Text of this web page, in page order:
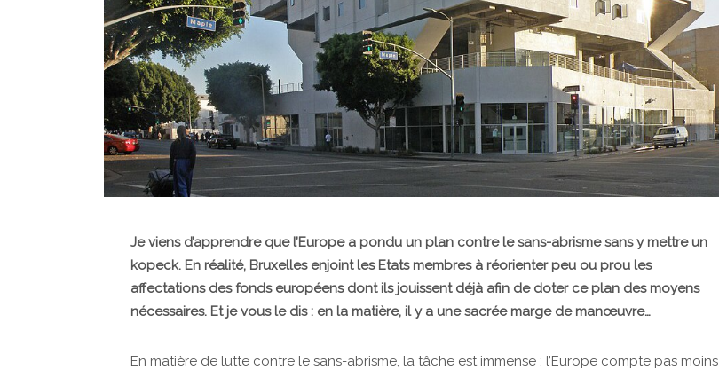
Je viens d’apprendre que l’Europe a pondu un plan contre le sans-abrisme sans y mettre un
kopeck. En réalité, Bruxelles enjoint les Etats membres à réorienter peu ou prou les
affectations des fonds européens dont ils jouissent déjà afin de doter ce plan des moyens
nécessaires. Et je vous le dis : en la matière, il y a une sacrée marge de manœuvre…
En matière de lutte contre le sans-abrisme, la tâche est immense : l’Europe compte pas moins